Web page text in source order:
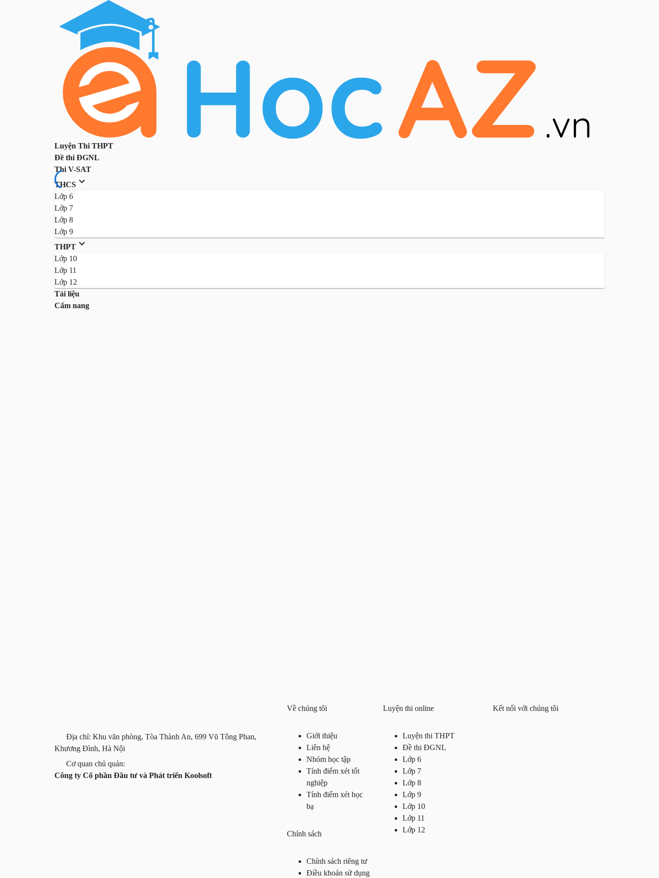
Luyện Thi THPT
Đề thi ĐGNL
Thi V-SAT
THCS
Lớp 6
Lớp 7
Lớp 8
Lớp 9
THPT
Lớp 10
Lớp 11
Lớp 12
Tài liệu
Cẩm nang
Địa chỉ: Khu văn phòng, Tòa Thành An, 699 Vũ Tông Phan,
Khương Đình, Hà Nội
Cơ quan chủ quản:
Công ty Cổ phần Đầu tư và Phát triển Koolsoft
Về chúng tôi
Giới thiệu
Liên hệ
Nhóm học tập
Tính điểm xét tốt
nghiệp
Tính điểm xét học
bạ
Chính sách
Chính sách riêng tư
Điều khoản sử dụng
Luyện thi online
Luyện thi THPT
Đề thi ĐGNL
Lớp 6
Lớp 7
Lớp 8
Lớp 9
Lớp 10
Lớp 11
Lớp 12
Kết nối với chúng tôi